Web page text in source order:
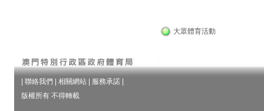
大眾體育活動
聯絡我們 相關網站 服務承諾
版權所有 不得轉載